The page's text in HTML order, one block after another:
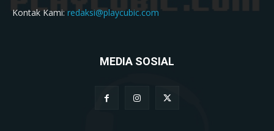
Kontak Kami:redaksi@playcubic.com
MEDIA SOSIAL